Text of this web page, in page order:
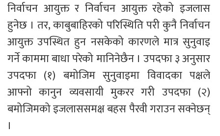
निर्वाचन आयुक्त र निर्वाचन आयुक्त रहेको इजलास
हुनेछ । तर, काबुबाहिरको परिस्थिति परी कुनै निर्वाचन
आयुक्त उपस्थित हुन नसकेको कारणले मात्र सुनुवाइ
गर्ने काममा बाधा परेको मानिनेछैन । उपदफा ३ अनुसार
उपदफा (१) बमोजिम सुनुवाइमा विवादका पक्षले
आफ्नो कानुन व्यवसायी मुकरर गरी उपदफा (२)
बमोजिमको इजलाससमक्ष बहस पैरवी गराउन सक्नेछन्
।